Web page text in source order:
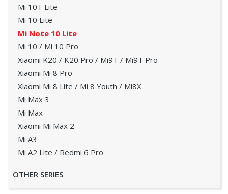
Mi 10T Lite
Mi 10 Lite
Mi Note 10 Lite
Mi 10 / Mi 10 Pro
Xiaomi K20 / K20 Pro / Mi9T / Mi9T Pro
Xiaomi Mi 8 Pro
Xiaomi Mi 8 Lite / Mi 8 Youth / Mi8X
Mi Max 3
Mi Max
Xiaomi Mi Max 2
Mi A3
Mi A2 Lite / Redmi 6 Pro
OTHER SERIES